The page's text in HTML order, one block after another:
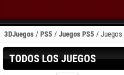
3DJuegos / PS5 / Juegos PS5 / Juegos
TODOS LOS JUEGOS